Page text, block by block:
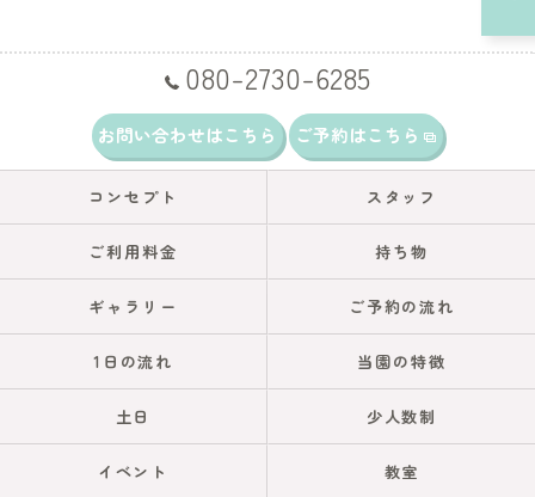
080-2730-6285
お問い合わせはこちら ご予約はこちら
コンセプト スタッフ
ご利用料金 持ち物
ギャラリー ご予約の流れ
1日の流れ 当園の特徴
土日 少人数制
イベント 教室